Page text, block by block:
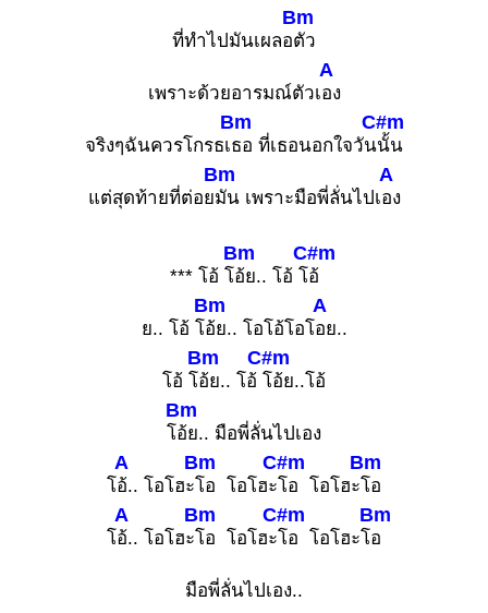
ที่ทำไปมันเผลอ
Bm
ตัว
เพราะด้วยอารมณ์ตัวเ
A
อง
จริงๆฉันควรโกรธเ
Bm
ธอ ที่เธอนอกใจวัน
C#m
นั้น
แต่สุดท้ายที่ต่อย
Bm
มัน เพราะมือพี่ลั่นไปเ
A
อง
*** โอ้ โ
Bm
อ้ย.. โอ้ โ
C#m
อ้
ย.. โอ้ โ
Bm
อ้ย.. โอโอ้โอโ
A
อย..
โอ้ โ
Bm
อ้ย.. โอ้
C#m
โอ้ย..โอ้
โ
Bm
อ้ย.. มือพี่ลั่นไปเอง
โ
A
อ้.. โอโฮะ
Bm
โอ โอโฮะ
C#m
โอ โอโฮะ
Bm
โอ
โ
A
อ้.. โอโฮะ
Bm
โอ โอโฮะ
C#m
โอ โอโฮะโ
Bm
อ
มือพี่ลั่นไปเอง..